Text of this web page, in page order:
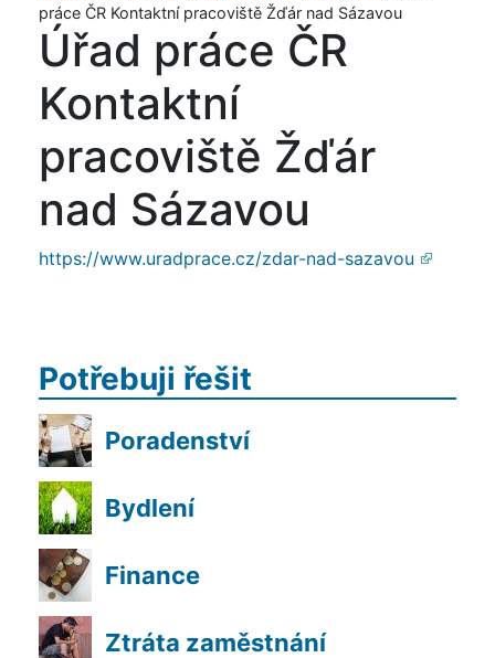
práce ČR Kontaktní pracoviště Žďár nad Sázavou
Úřad práce ČR
Kontaktní
pracoviště Žďár
nad Sázavou
https://www.uradprace.cz/zdar-nad-sazavou
Potřebuji řešit
Poradenství
Bydlení
Finance
Ztráta zaměstnání